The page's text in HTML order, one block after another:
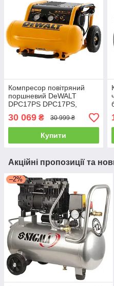
Компресор повітряний
поршневий DeWALT
DPC17PS DPC17PS,
продуктивність 292 л/хв,
потужність 1.8 кВт, тис
13,8 Бар, об'єм ресивера
30 069 ₴ 30 999 ₴
Купити
Акційні пропозиції та
–2%